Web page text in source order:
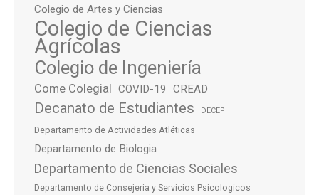
Colegio de Artes y Ciencias
Colegio de Ciencias
Agrícolas
Colegio de Ingeniería
Come Colegial COVID-19 CREAD
Decanato de Estudiantes DECEP
Departamento de Actividades Atléticas
Departamento de Biologia
Departamento de Ciencias Sociales
Departamento de Consejeria y Servicios Psicologicos